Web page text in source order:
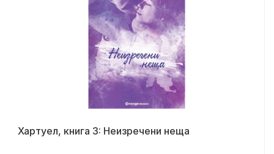
Хартуел, книга 3: Неизречени неща